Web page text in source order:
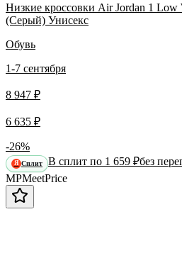
Низкие кроссовки Air Jordan 1
(Серый) Унисекс
Обувь
1-7 сентября
8 947 ₽
6 635 ₽
-26%
Я Сплит В сплит по 1 659 ₽без
MPMeetPrice